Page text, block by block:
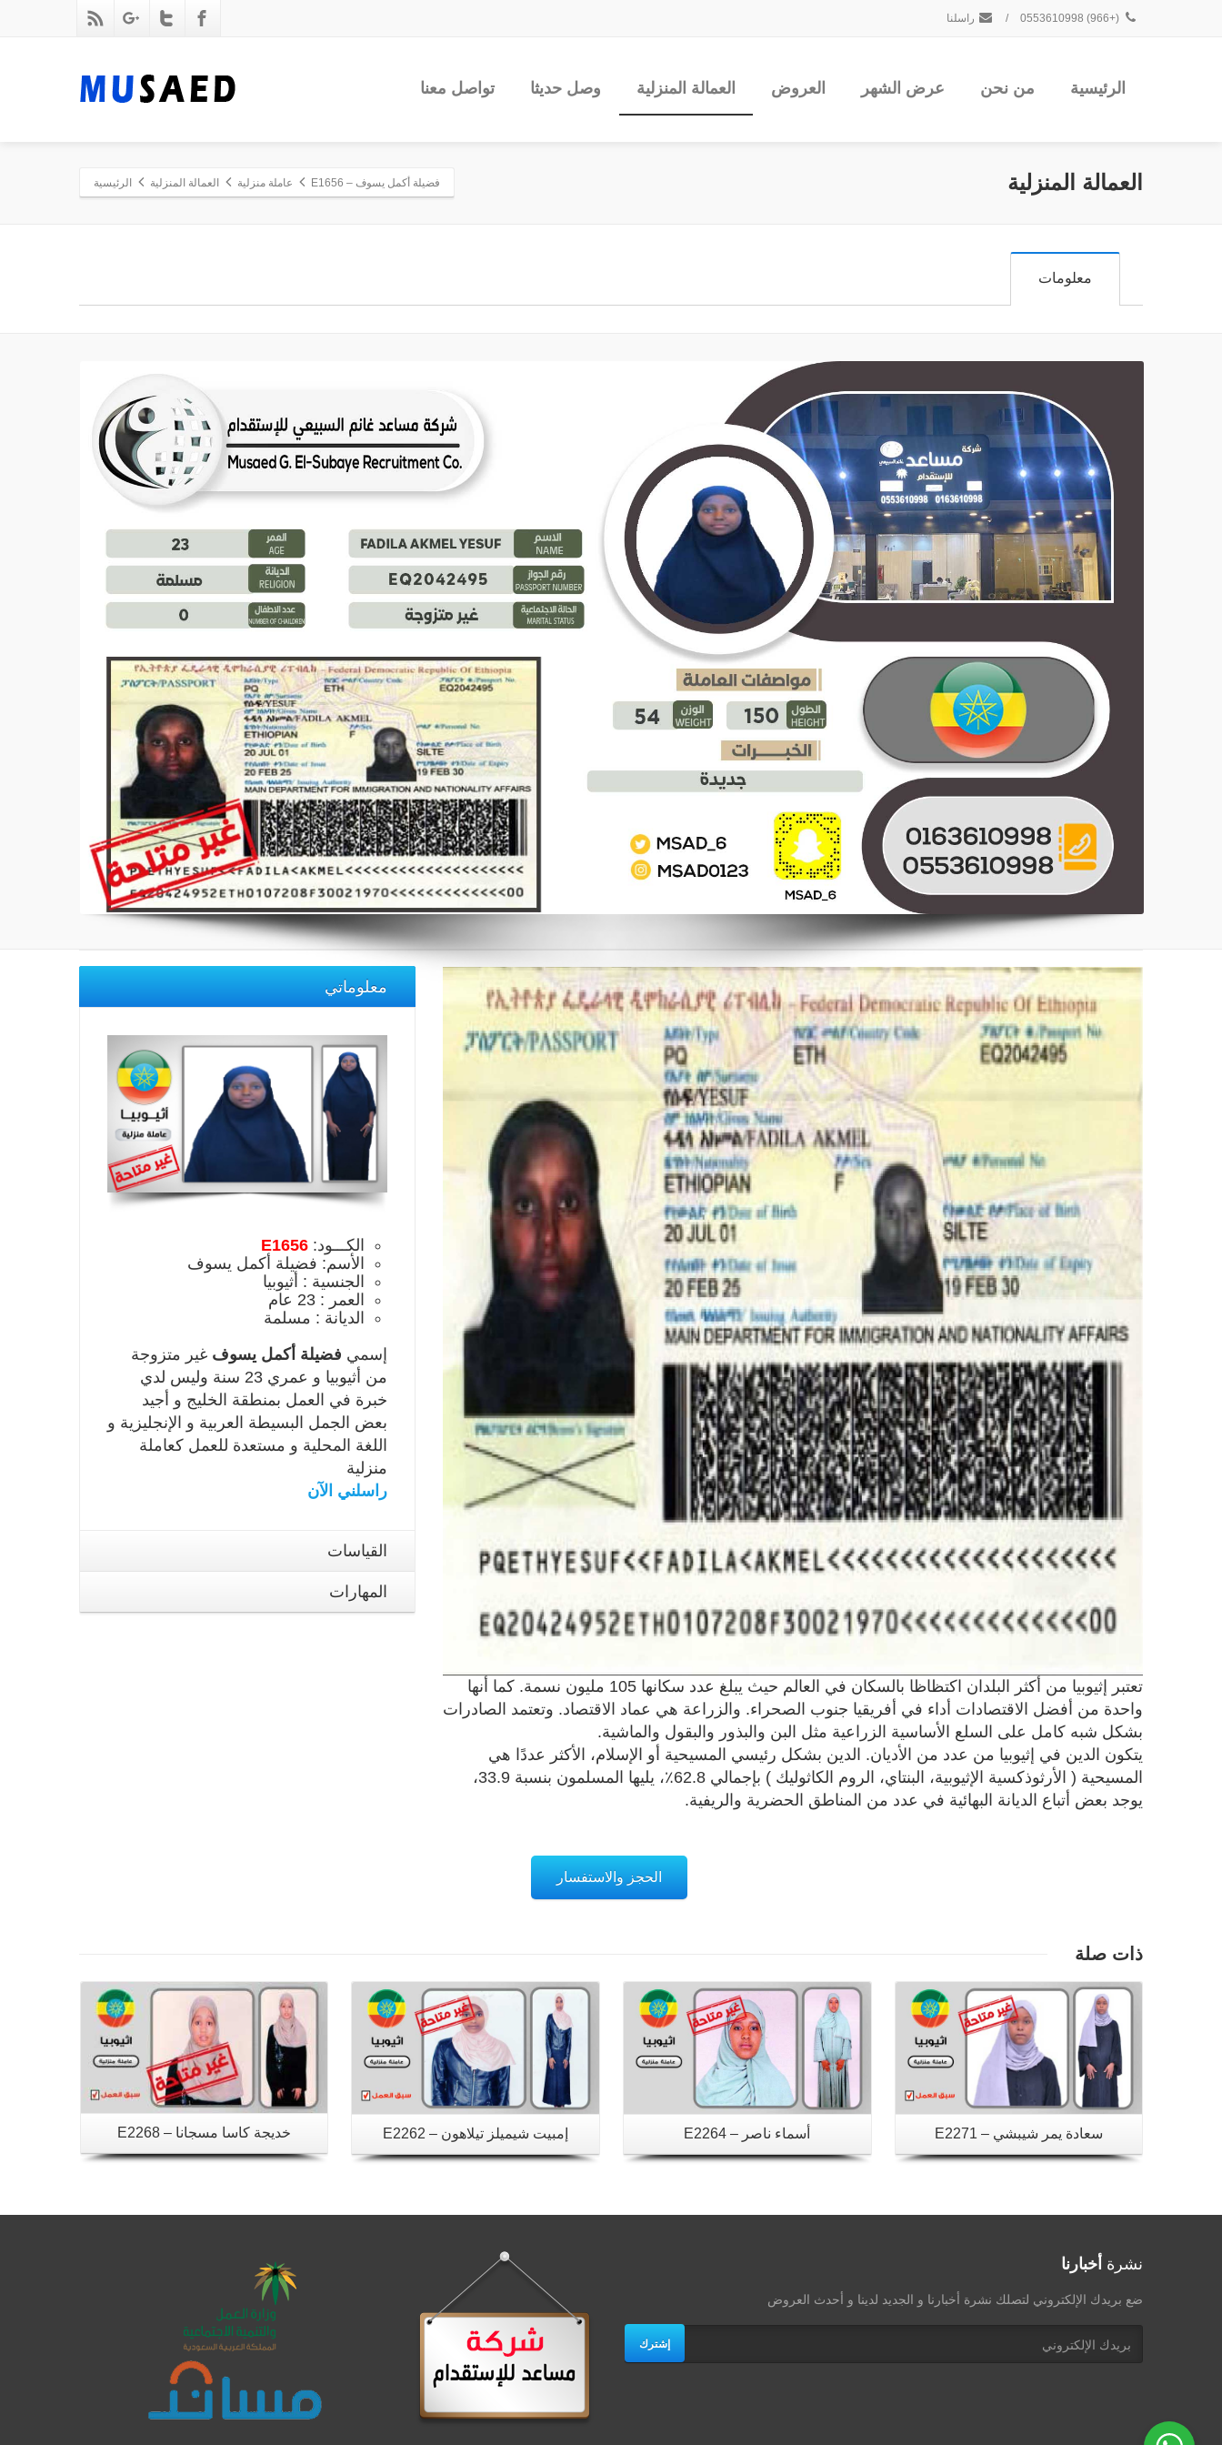
(+966) 0553610998
/ راسلنا
الرئيسية من نحن عرض الشهر العروض العمالة المنزلية وصل حديثا تواصل معنا
العمالة المنزلية فضيلة أكمل يسوف – E1656 عاملة منزلية العمالة المنزلية الرئيسية
معلومات
معلوماتي
الكـــود: E1656
الأسم: فضيلة أكمل يسوف
الجنسية : أثيوبيا
العمر : 23 عام
الديانة : مسلمة
إسمي فضيلة أكمل يسوف غير متزوجة
من أثيوبيا و عمري 23 سنة وليس لدي
خبرة في العمل بمنطقة الخليج و أجيد
بعض الجمل البسيطة العربية و الإنجليزية و
اللغة المحلية و مستعدة للعمل كعاملة
منزلية
راسلني الآن
القياسات
المهارات
تعتبر إثيوبيا من أكثر البلدان اكتظاظا بالسكان في العالم حيث يبلغ عدد سكانها 105 مليون نسمة. كما أنها
واحدة من أفضل الاقتصادات أداء في أفريقيا جنوب الصحراء. والزراعة هي عماد الاقتصاد. وتعتمد الصادرات
بشكل شبه كامل على السلع الأساسية الزراعية مثل البن والبذور والبقول والماشية.
يتكون الدين في إثيوبيا من عدد من الأديان. الدين بشكل رئيسي المسيحية أو الإسلام، الأكثر عددًا هي
المسيحية ( الأرثوذكسية الإثيوبية، البنتاي، الروم الكاثوليك ) بإجمالي 62.8٪، يليها المسلمون بنسبة 33.9،
يوجد بعض أتباع الديانة البهائية في عدد من المناطق الحضرية والريفية.
الحجز والاستفسار
ذات صلة
خديجة كاسا مسجانا – E2268 إمبيت شيميلز تيلاهون – E2262 أسماء ناصر – E2264 سعادة يمر شيبشي – E2271
نشرة أخبارنا
ضع بريدك الإلكتروني لتصلك نشرة أخبارنا و الجديد لدينا و أحدث العروض
إشترك